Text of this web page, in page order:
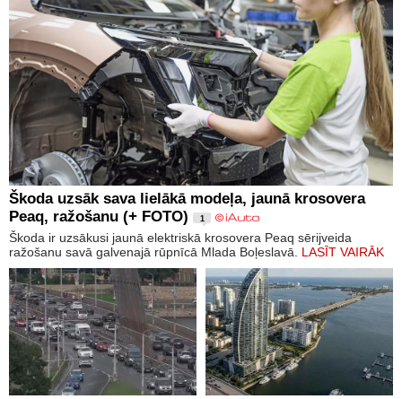
Škoda uzsāk sava lielākā modeļa, jaunā krosovera
Peaq, ražošanu (+ FOTO)
1
Škoda ir uzsākusi jaunā elektriskā krosovera Peaq sērijveida
ražošanu savā galvenajā rūpnīcā Mlada Boļeslavā. LASĪT VAIRĀK